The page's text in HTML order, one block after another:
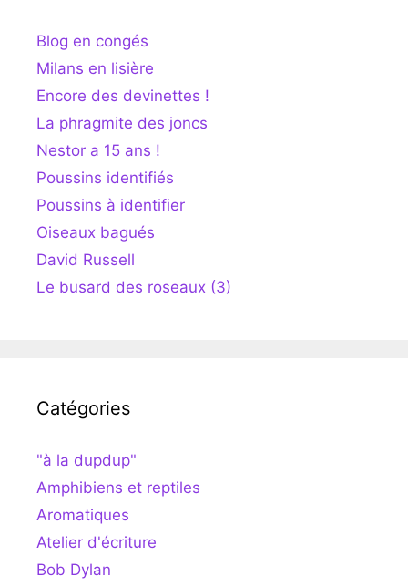
Blog en congés
Milans en lisière
Encore des devinettes !
La phragmite des joncs
Nestor a 15 ans !
Poussins identifiés
Poussins à identifier
Oiseaux bagués
David Russell
Le busard des roseaux (3)
Catégories
"à la dupdup"
Amphibiens et reptiles
Aromatiques
Atelier d'écriture
Bob Dylan